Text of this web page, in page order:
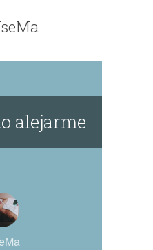
alejarme